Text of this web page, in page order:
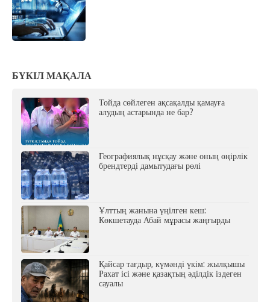
БҮКІЛ МАҚАЛА
Тойда сөйлеген ақсақалды қамауға
алудың астарында не бар?
Географиялық нұсқау және оның өңірлік
брендтерді дамытудағы рөлі
Ұлттың жанына үңілген кеш:
Көкшетауда Абай мұрасы жаңғырды
Қайсар тағдыр, күмәнді үкім: жылқышы
Рахат ісі және қазақтың әділдік іздеген
сауалы